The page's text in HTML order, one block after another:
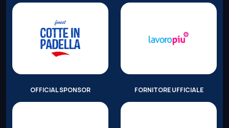
OFFICIAL SPONSOR FORNITORE UFFICIALE